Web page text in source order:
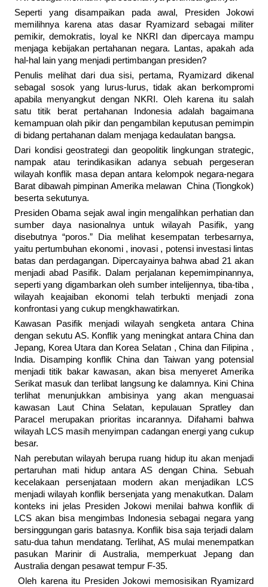
Seperti yang disampaikan pada awal, Presiden Jokowi
memilihnya karena atas dasar Ryamizard sebagai militer
pemikir, demokratis, loyal ke NKRI dan dipercaya mampu
menjaga kebijakan pertahanan negara. Lantas, apakah ada
hal-hal lain yang menjadi pertimbangan presiden?
Penulis melihat dari dua sisi, pertama, Ryamizard dikenal
sebagaI sosok yang lurus-lurus, tidak akan berkompromi
apabila menyangkut dengan NKRI. Oleh karena itu salah
satu titik berat pertahanan Indonesia adalah bagaimana
kemampuan olah pikir dan pengambilan keputusan pemimpin
di bidang pertahanan dalam menjaga kedaulatan bangsa.
Dari kondisi geostrategi dan geopolitik lingkungan strategic,
nampak atau terindikasikan adanya sebuah pergeseran
wilayah konflik masa depan antara kelompok negara-negara
Barat dibawah pimpinan Amerika melawan China (Tiongkok)
beserta sekutunya.
Presiden Obama sejak awal ingin mengalihkan perhatian dan
sumber daya nasionalnya untuk wilayah Pasifik, yang
disebutnya “poros.” Dia melihat kesempatan terbesarnya,
yaitu pertumbuhan ekonomi , inovasi , potensi investasi lintas
batas dan perdagangan. Dipercayainya bahwa abad 21 akan
menjadi abad Pasifik. Dalam perjalanan kepemimpinannya,
seperti yang digambarkan oleh sumber intelijennya, tiba-tiba ,
wilayah keajaiban ekonomi telah terbukti menjadi zona
konfrontasi yang cukup mengkhawatirkan.
Kawasan Pasifik menjadi wilayah sengketa antara China
dengan sekutu AS. Konflik yang meningkat antara China dan
Jepang, Korea Utara dan Korea Selatan , China dan Filipina ,
India. Disamping konflik China dan Taiwan yang potensial
menjadi titik bakar kawasan, akan bisa menyeret Amerika
Serikat masuk dan terlibat langsung ke dalamnya. Kini China
terlihat menunjukkan ambisinya yang akan menguasai
kawasan Laut China Selatan, kepulauan Spratley dan
Paracel merupakan prioritas incarannya. Difahami bahwa
wilayah LCS masih menyimpan cadangan energi yang cukup
besar.
Nah perebutan wilayah berupa ruang hidup itu akan menjadi
pertaruhan mati hidup antara AS dengan China. Sebuah
kecelakaan persenjataan modern akan menjadikan LCS
menjadi wilayah konflik bersenjata yang menakutkan. Dalam
konteks ini jelas Presiden Jokowi menilai bahwa konflik di
LCS akan bisa mengimbas Indonesia sebagai negara yang
bersinggungan garis batasnya. Konflik bisa saja terjadi dalam
satu-dua tahun mendatang. Terlihat, AS mulai menempatkan
pasukan Marinir di Australia, memperkuat Jepang dan
Australia dengan pesawat tempur F-35.
Oleh karena itu Presiden Jokowi memosisikan Ryamizard